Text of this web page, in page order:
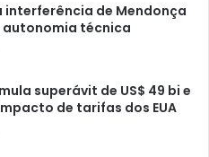
interferência de Mendonça
autonomia técnica
superávit de US$ 49 bi e
de tarifas dos EUA